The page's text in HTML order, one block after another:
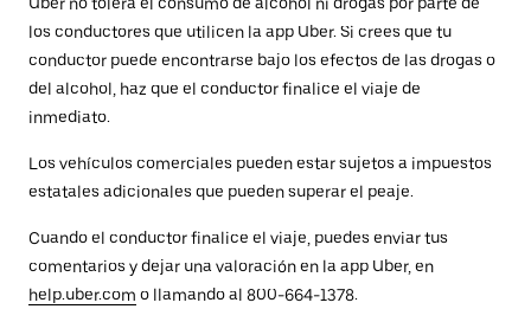
los conductores que utilicen la app Uber. Si crees que tu
conductor puede encontrarse bajo los efectos de las drogas o
del alcohol, haz que el conductor finalice el viaje de
inmediato.
Los vehículos comerciales pueden estar sujetos a impuestos
estatales adicionales que pueden superar el peaje.
Cuando el conductor finalice el viaje, puedes enviar tus
comentarios y dejar una valoración en la app Uber, en
help.uber.com o llamando al 800-664-1378.